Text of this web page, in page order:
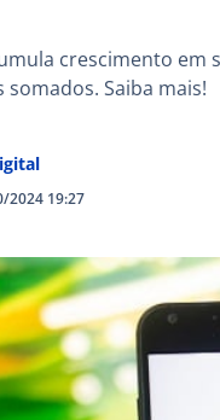
crescimento
Saiba mais!
2024 19:27